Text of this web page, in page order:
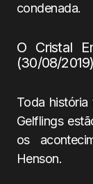
condenada.
O Cristal
(30/08/2019)
Toda
Gelflings
os
Henson.